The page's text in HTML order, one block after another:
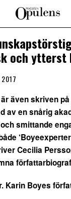
och ytterst
även skriven
av en snårig
smittande
Cecilia
Karin Boyes